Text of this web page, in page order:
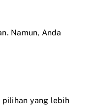
Namun, Anda
pilihan yang lebih